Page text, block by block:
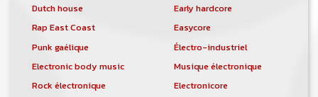
Dutch house
Early hardcore
Rap East Coast
Easycore
Punk gaélique
Électro-industriel
Electronic body music
Musique électronique
Rock électronique
Electronicore